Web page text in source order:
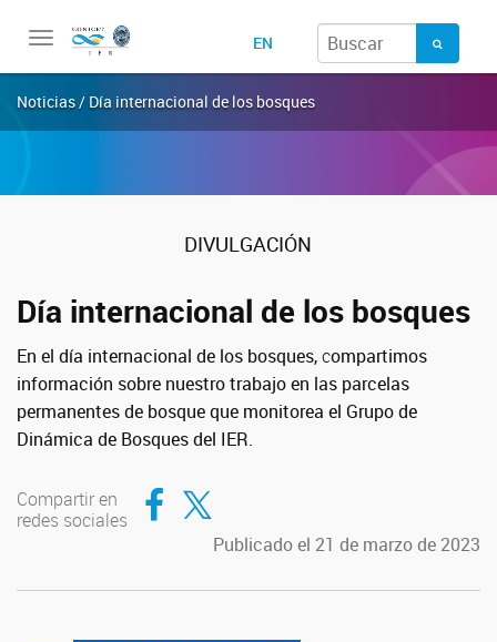
Toggle
EN
Noticias / Día internacional de los bosques
DIVULGACIÓN
Día internacional de los bosques
En el día internacional de los bosques,compartimos
información sobre nuestro trabajo en las parcelas
permanentes de bosque que monitorea el Grupo de
Dinámica de Bosques del IER.
Compartir en
redes sociales
Compartir en Facebook
Compartir en Twitter
Publicado el 21 de marzo de 2023